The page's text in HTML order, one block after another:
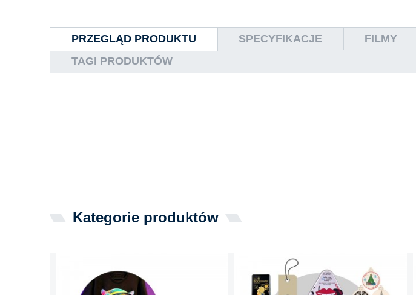
PRZEGLĄD PRODUKTU SPECYFIKACJE FILMY
TAGI PRODUKTÓW
Kategorie produktów